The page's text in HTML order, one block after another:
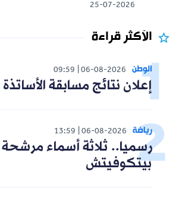
25-07-2026
الأكثر قراءة
الوطن 06-08-2026
09:59
إعلان نتائج مسابقة الأساتذة
رياضة 06-08-2026
13:59
رسميا.. ثلاثة أسماء
بيتكوفيتش